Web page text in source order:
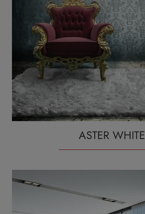
ASTER WHITE